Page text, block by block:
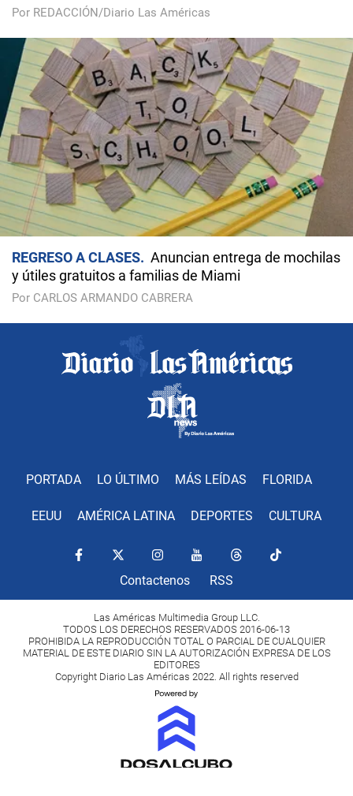
Por REDACCIÓN/Diario Las Américas
REGRESO A CLASES
Anuncian entrega de mochilas
y útiles gratuitos a familias de Miami
Por CARLOS ARMANDO CABRERA
PORTADA LO ÚLTIMO MÁS LEÍDAS FLORIDA
EEUU AMÉRICA LATINA DEPORTES CULTURA
Contactenos RSS
Las Américas Multimedia Group LLC.
TODOS LOS DERECHOS RESERVADOS 2016-06-13
PROHIBIDA LA REPRODUCCIÓN TOTAL O PARCIAL DE CUALQUIER
MATERIAL DE ESTE DIARIO SIN LA AUTORIZACIÓN EXPRESA DE LOS
EDITORES
Copyright Diario Las Américas 2022. All rights reserved